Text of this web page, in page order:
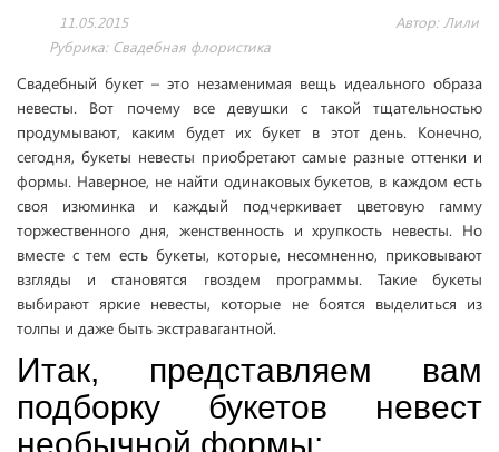
11.05.2015
Автор: Лили
Рубрика: Свадебная флористика
Свадебный букет – это незаменимая вещь идеального образа
невесты. Вот почему все девушки с такой тщательностью
продумывают, каким будет их букет в этот день. Конечно,
сегодня, букеты невесты приобретают самые разные оттенки и
формы. Наверное, не найти одинаковых букетов, в каждом есть
своя изюминка и каждый подчеркивает цветовую гамму
торжественного дня, женственность и хрупкость невесты. Но
вместе с тем есть букеты, которые, несомненно, приковывают
взгляды и становятся гвоздем программы. Такие букеты
выбирают яркие невесты, которые не боятся выделиться из
толпы и даже быть экстравагантной.
Итак, представляем вам
подборку букетов невест
необычной формы: